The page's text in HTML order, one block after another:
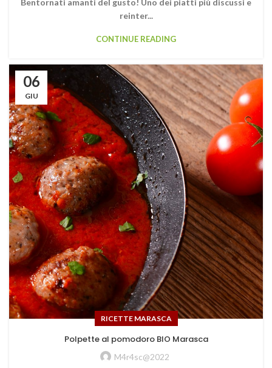
Bentornati amanti del gusto! Uno dei piatti più discussi e
reinter...
CONTINUE READING
06
GIU
RICETTE MARASCA
Polpette al pomodoro BIO Marasca
M4r4sc@2022